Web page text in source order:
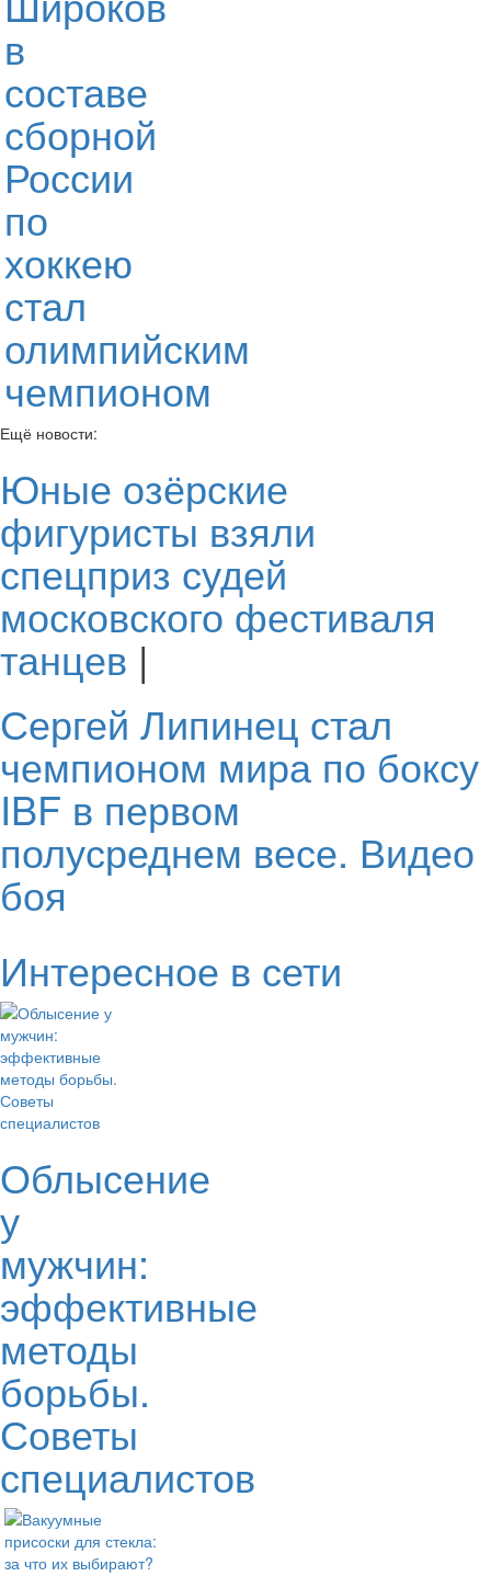
в
составе
сборной
России
по
хоккею
стал
олимпийским
чемпионом
Ещё новости:
Юные озёрские
фигуристы взяли
спецприз судей
московского фестиваля
танцев |
Сергей Липинец стал
чемпионом мира по боксу
IBF в первом
полусреднем весе. Видео
боя
Интересное в сети
Облысение
у
мужчин:
эффективные
методы
борьбы.
Советы
специалистов